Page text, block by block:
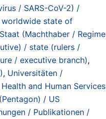
/ SARS-CoV-2) /
state of
Staat (Machthaber / Regime
/ state (rulers /
/ executive branch),
, Universitäten /
and Human Services
/ US
/ Publikationen /